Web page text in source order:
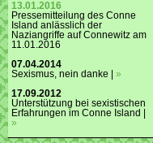
13.01.2016
Pressemitteilung des Conne
Island anlässlich der
Naziangriffe auf Connewitz am
11.01.2016
07.04.2014
Sexismus, nein danke | »
17.09.2012
Unterstützung bei sexistischen
Erfahrungen im Conne Island |
»